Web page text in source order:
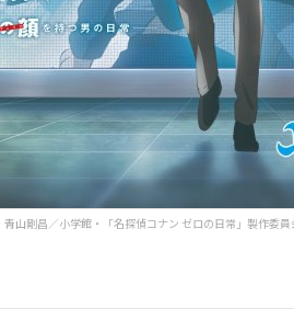
山剛昌／小学館・「名探偵コナン ゼロの日常」製作委員